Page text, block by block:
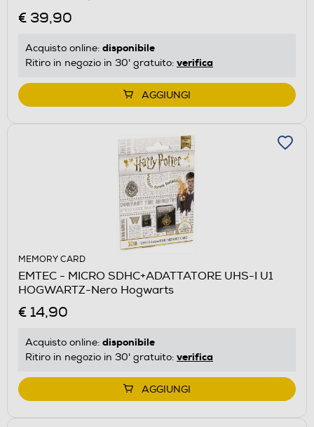
€ 39,90
Acquisto online: disponibile
Ritiro in negozio in 30' gratuito: verifica
AGGIUNGI
MEMORY CARD
EMTEC - MICRO SDHC+ADATTATORE UHS-I U1
HOGWARTZ-Nero Hogwarts
€ 14,90
Acquisto online: disponibile
Ritiro in negozio in 30' gratuito: verifica
AGGIUNGI